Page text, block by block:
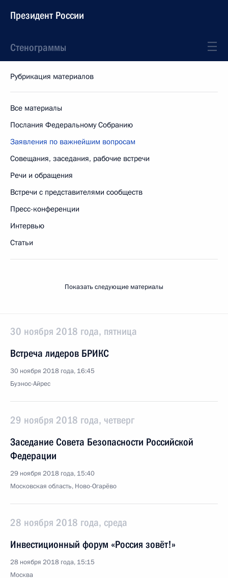
Президент России
Стенограммы
Рубрикация материалов
Все материалы
Послания Федеральному Собранию
Заявления по важнейшим вопросам
Совещания, заседания, рабочие встречи
Речи и обращения
Встречи с представителями сообществ
Пресс-конференции
Интервью
Статьи
Показать следующие материалы
30 ноября 2018 года, пятница
Встреча лидеров БРИКС
30 ноября 2018 года, 16:45
Буэнос-Айрес
29 ноября 2018 года, четверг
Заседание Совета Безопасности Российской
Федерации
29 ноября 2018 года, 15:40
Московская область, Ново-Огарёво
28 ноября 2018 года, среда
Инвестиционный форум «Россия зовёт!»
28 ноября 2018 года, 15:15
Москва